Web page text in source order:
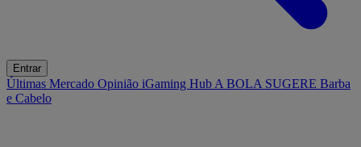
Entrar
Últimas Mercado Opinião iGaming Hub A BOLA SUGERE Barba
e Cabelo